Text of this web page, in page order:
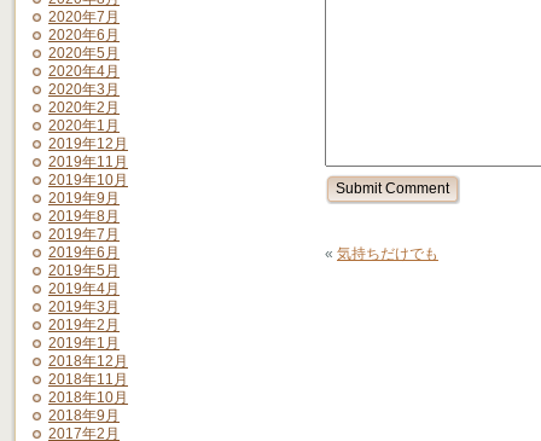
2020年7月
2020年6月
2020年5月
2020年4月
2020年3月
2020年2月
2020年1月
2019年12月
2019年11月
2019年10月
2019年9月
2019年8月
2019年7月
2019年6月
2019年5月
2019年4月
2019年3月
2019年2月
2019年1月
2018年12月
2018年11月
2018年10月
2018年9月
2017年2月
« 気持ちだけでも